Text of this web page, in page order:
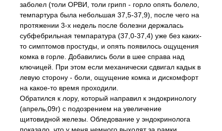
заболел (толи ОРВИ, толи грипп - горло опять болело,
темпартура была небольшая 37,5-37,9), после чего на
протяжении 3-х недель после болезни держалась
субфебрильная темпаратура (37,0-37,4) уже без каких-
то симптомов простуды, и опять появилось ощущения
комка в горле. Добавились боли в шее справа над
ключицей. При этом если механически сдвигал кадык в
левую сторону - боли, ощущение комка и дискомфорт
на какое-то время проходили.
Обратился к лору, который направил к эндокринологу
(апрель,09г) с подозрением на увеличение
щитовидной железы. Обледование у эндокринолога